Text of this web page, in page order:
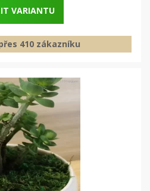
VARIANTU
410 zákazníku